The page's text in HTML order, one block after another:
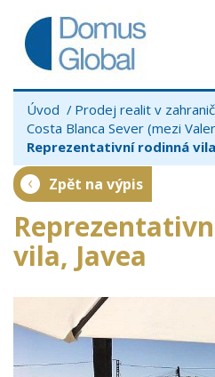
Úvod Prodej realit v
Costa Blanca Sever (mezi
Reprezentativní rodinná
Zpět na výpis
vila, Javea